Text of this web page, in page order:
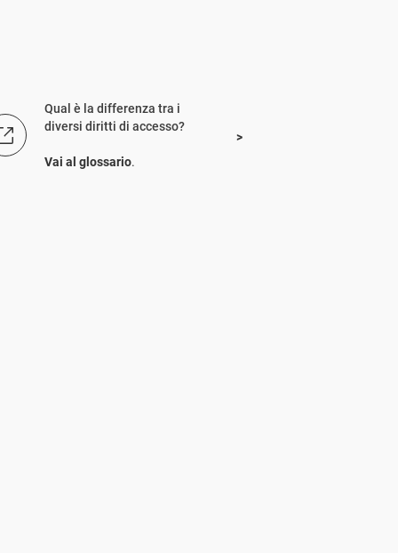
Qual è la differenza tra i
diversi diritti di accesso?
Vai al glossario.